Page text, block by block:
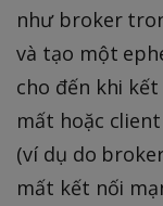
như broker
và tạo một
cho đến khi
mất hoặc
(ví dụ do
mất kết nối